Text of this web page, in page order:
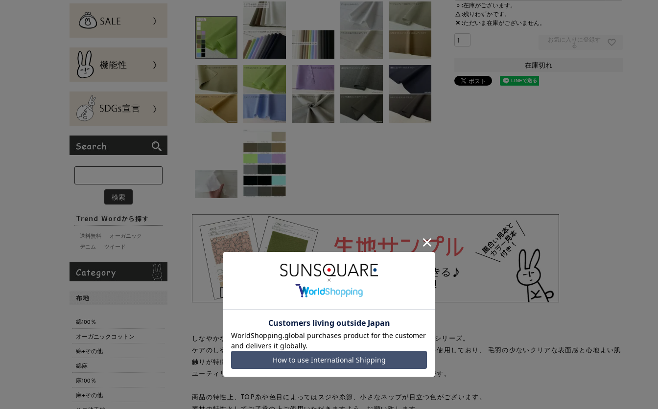
送料無料
オーガニック
デニム
ツイード
綿100％
オーガニックコットン
綿+その他
綿麻
麻100％
麻+その他
○ 在庫がございます。
△ 残りわずかです。
✕ ただいま在庫がございません。
お気に入りに登録す
る
在庫切れ
しなやかな風合いでキレイなシルエットを表現できるLIM-bless(リンブレス)シリーズ。
ケアのしやすいポリエステルと滑らかなレーヨンのサイロコンパクトヤーンを使用しており、 毛羽の少ないクリアな表面感と心地よい肌
触りが特徴のブロード。
ユーティリティな側面を持ち、快適に心地よく軽快に過ごせるやや薄手素材です。
商品の特性上、TOP糸や色目によってはスジや糸節、小さなネップが目立つ色がございます。